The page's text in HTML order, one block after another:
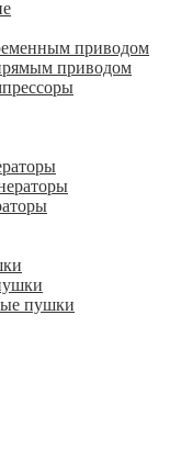
приводом
приводом
пушки